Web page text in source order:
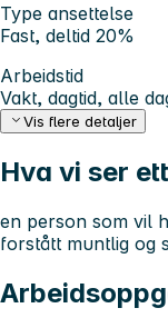
Type ansettelse
Fast, deltid 20%
Arbeidstid
Vakt, dagtid, alle
Vis flere detaljer
Hva vi ser
en person som vil
forstått muntlig og